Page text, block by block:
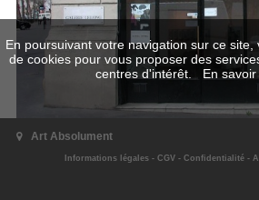
Galerie Lelong
Art Absolument
Informations légales - CGV - Confidentialité -
En poursuivant votre navigation sur ce site,
de cookies pour vous proposer des
centres d'intérêt. En savoir